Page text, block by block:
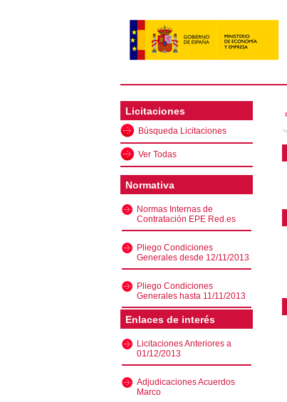
Licitaciones
Búsqueda Licitaciones
Ver Todas
Normativa
Normas Internas de
Contratación EPE Red.es
Pliego Condiciones
Generales desde 12/11/2013
Pliego Condiciones
Generales hasta 11/11/2013
Enlaces de interés
Licitaciones Anteriores a
01/12/2013
Adjudicaciones Acuerdos
Marco